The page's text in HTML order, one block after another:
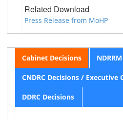
Related Download
Press Release from MoHP
Cabinet Decisions
CNDRC Decisions / Executive
DDRC Decisions